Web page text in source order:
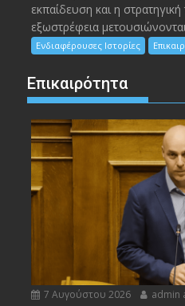
εκπαίδευση και η
εξωστρέφεια
Ενδιαφέρουσες Ιστορίες
Επικαιρότητα
7 Αυγούστου 2026 admin